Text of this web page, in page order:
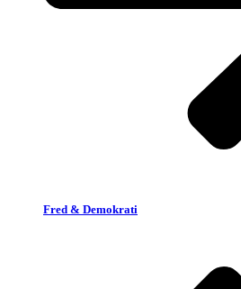
Fred & Demokrati